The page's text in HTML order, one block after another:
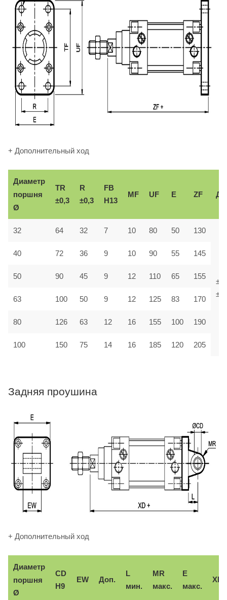
+ Дополнительный ход
Диаметр
поршня
Ø
TR
±0,3
R
±0,3
FB
H13
MF UF E ZF
32 64 32 7 10 80 50 130
40 72 36 9 10 90 55 145
50 90 45 9 12 110 65 155
63 100 50 9 12 125 83 170
80 126 63 12 16 155 100 190
100 150 75 14 16 185 120 205
Задняя проушина
+ Дополнительный ход
Диаметр
поршня
Ø
CD
H9
EW Доп.
L
мин.
MR
макс.
E
макс.
XD